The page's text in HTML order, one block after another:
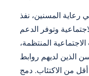
رعاية المسنين، نفذ
وتوفر الدعم
المنتظمة،
الذين لديهم روابط
من الاكتئاب. دمج